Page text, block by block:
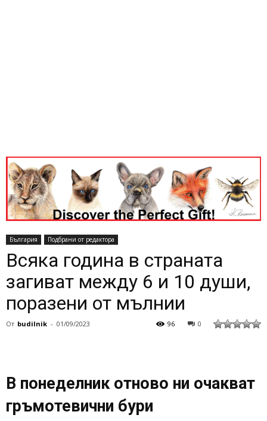
България Подбрани от редактора
Всяка година в страната
загиват между 6 и 10 души,
поразени от мълнии
От budilnik - 01/09/2023 0
96
В понеделник отново ни очакват
гръмотевични бури